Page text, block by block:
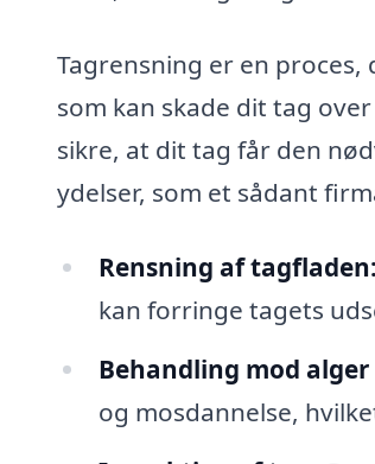
Tagrensning er en
som kan skade dit tag
sikre, at dit tag får den
ydelser, som et sådant
Rensning af tagfladen:
kan forringe tagets
Behandling mod alger
og mosdannelse,